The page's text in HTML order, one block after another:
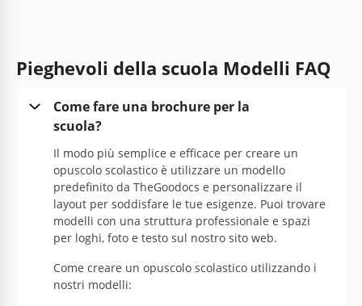
Pieghevoli della scuola Modelli FAQ
Come fare una brochure per la
scuola?
Il modo più semplice e efficace per creare un
opuscolo scolastico è utilizzare un modello
predefinito da TheGoodocs e personalizzare il
layout per soddisfare le tue esigenze. Puoi trovare
modelli con una struttura professionale e spazi
per loghi, foto e testo sul nostro sito web.
Come creare un opuscolo scolastico utilizzando i
nostri modelli: